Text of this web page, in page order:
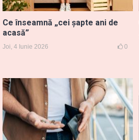
Ce înseamnă „cei șapte ani de
acasă”
Joi, 4 Iunie 2026 0